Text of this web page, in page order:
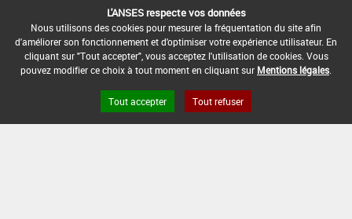
DATE D'AUTORISATION DE L'USAGE :
10/08/2018
[11015924] Traitements
généraux*Désherbage*Avt Mise Cult. (1)
L'ANSES respecte vos données
Nous utilisons des cookies pour mesurer la fréquentation du site afin
d'améliorer son fonctionnement et d'optimiser votre expérience utilisateur. En
cliquant sur "Tout accepter", vous acceptez l'utilisation de cookies. Vous
pouvez modifier ce choix à tout moment en cliquant sur Mentions légales
Tout accepter Tout refuser